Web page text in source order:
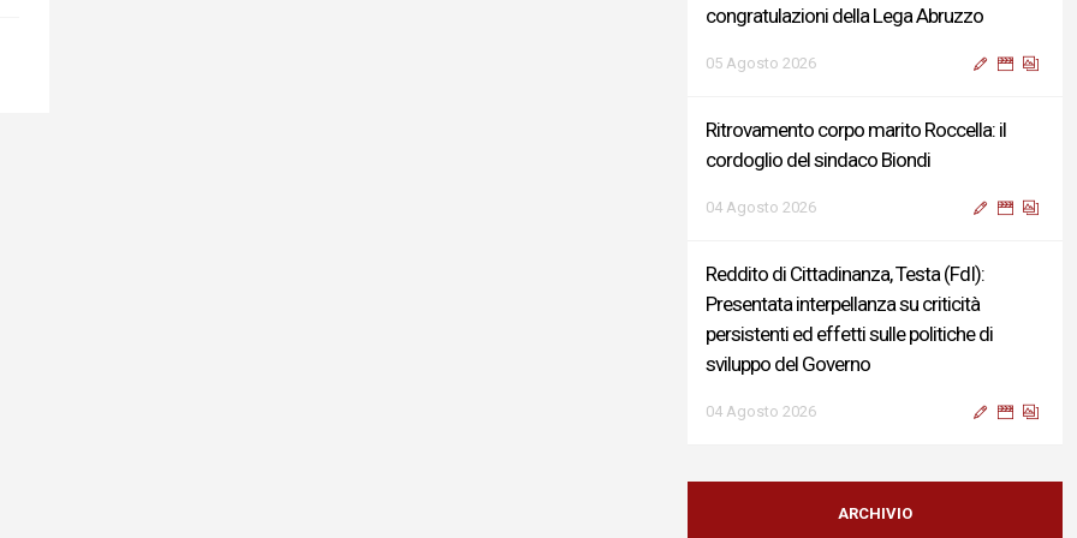
congratulazioni della Lega Abruzzo
05 Agosto 2026
Ritrovamento corpo marito Roccella: il
cordoglio del sindaco Biondi
04 Agosto 2026
Reddito di Cittadinanza, Testa (FdI):
Presentata interpellanza su criticità
persistenti ed effetti sulle politiche di
sviluppo del Governo
04 Agosto 2026
Sigismondi, Liris e Testa: “Profondo
cordoglio e vicinanza al Ministro Roccella e
ARCHIVIO